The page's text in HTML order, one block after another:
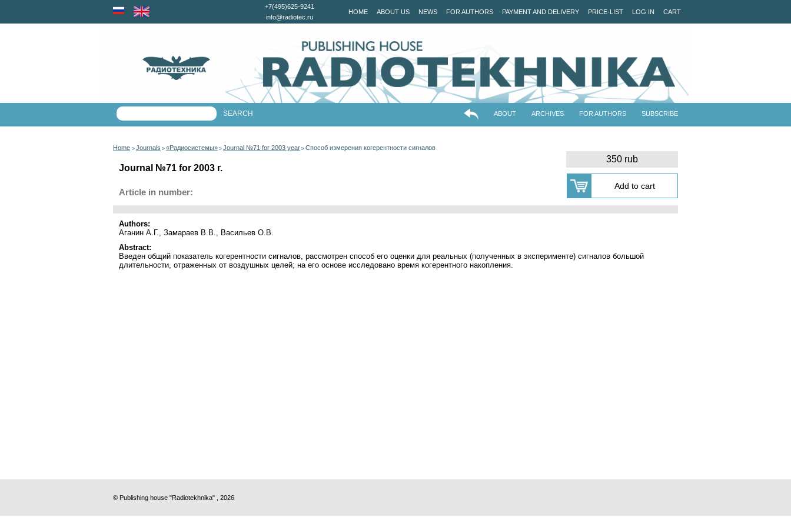
HOME ABOUT US NEWS FOR AUTHORS PAYMENT AND DELIVERY PRICE-LIST LOG IN CART
+7(495)625-9241
info@radiotec.ru
ABOUT ARCHIVES FOR AUTHORS SUBSCRIBE
Home > Journals > «Радиосистемы» > Journal №71 for 2003 year > Способ измерения когерентности сигналов
350 rub
Journal №71 for 2003 г.
Article in number:
Authors:
Аганин А.Г., Замараев В.В., Васильев О.В.
Abstract:
Введен общий показатель когерентности сигналов, рассмотрен способ его оценки для реальных (полученных в эксперименте) сигналов большой
длительности, отраженных от воздушных целей; на его основе исследовано время когерентного накопления.
© Publishing house "Radiotekhnika" , 2026